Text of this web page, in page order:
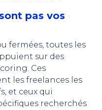
pas vos
fermées, toutes les
sur des
Ces
les freelances les
et ceux qui
recherchés